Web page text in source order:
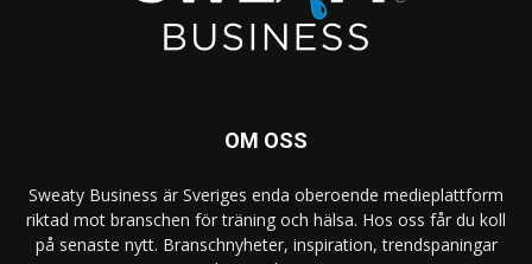
OM OSS
Sweaty Business är Sveriges enda oberoende medieplattform
riktad mot branschen för träning och hälsa. Hos oss får du koll
på senaste nytt. Branschnyheter, inspiration, trendspaningar